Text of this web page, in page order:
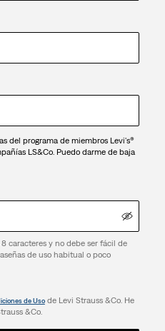
del programa de miembros Levi's®
LS&Co. Puedo darme de baja
caracteres y no debe ser fácil de
de uso habitual o poco
de Usode Levi Strauss &Co. He
&Co.